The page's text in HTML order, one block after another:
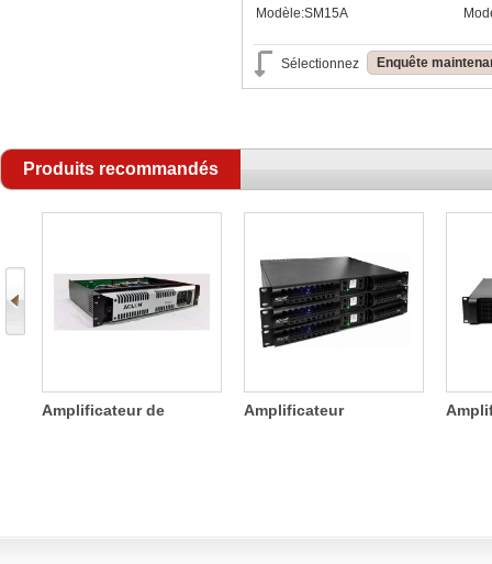
Modèle:SM15A
Sélectionnez Enquête
Produits recommandés
Amplificateur de
Amplificateur